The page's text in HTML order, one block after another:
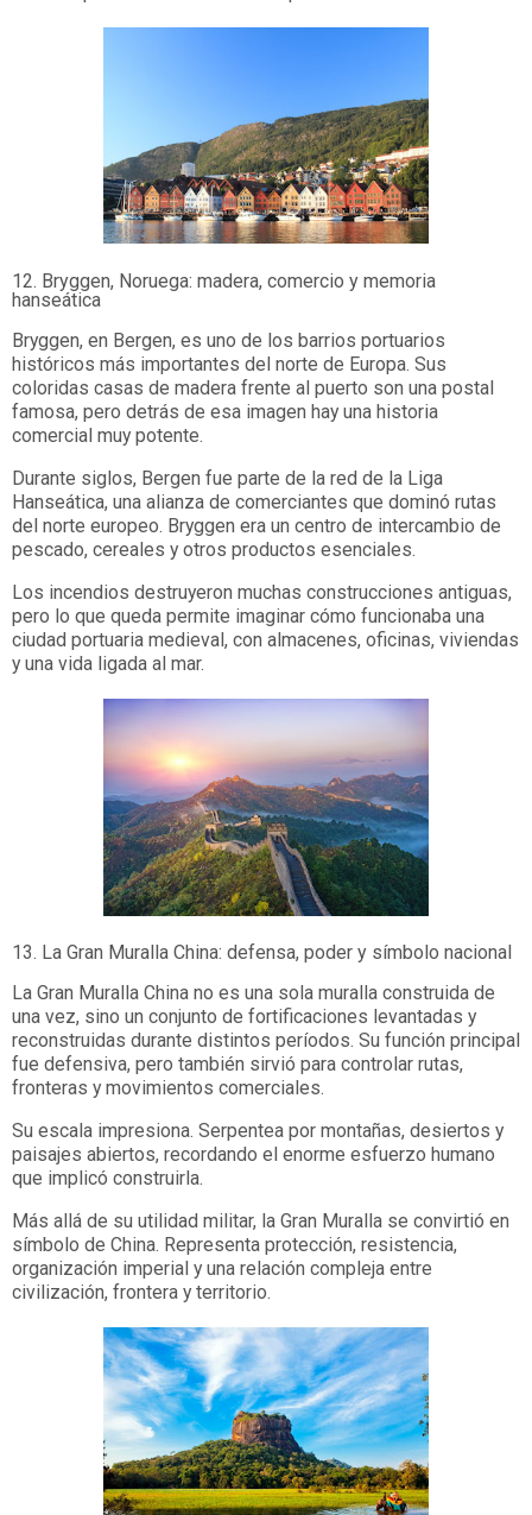
12. Bryggen, Noruega: madera, comercio y memoria
hanseática
Bryggen, en Bergen, es uno de los barrios portuarios
históricos más importantes del norte de Europa. Sus
coloridas casas de madera frente al puerto son una postal
famosa, pero detrás de esa imagen hay una historia
comercial muy potente.
Durante siglos, Bergen fue parte de la red de la Liga
Hanseática, una alianza de comerciantes que dominó rutas
del norte europeo. Bryggen era un centro de intercambio de
pescado, cereales y otros productos esenciales.
Los incendios destruyeron muchas construcciones antiguas,
pero lo que queda permite imaginar cómo funcionaba una
ciudad portuaria medieval, con almacenes, oficinas, viviendas
y una vida ligada al mar.
13. La Gran Muralla China: defensa, poder y símbolo nacional
La Gran Muralla China no es una sola muralla construida de
una vez, sino un conjunto de fortificaciones levantadas y
reconstruidas durante distintos períodos. Su función principal
fue defensiva, pero también sirvió para controlar rutas,
fronteras y movimientos comerciales.
Su escala impresiona. Serpentea por montañas, desiertos y
paisajes abiertos, recordando el enorme esfuerzo humano
que implicó construirla.
Más allá de su utilidad militar, la Gran Muralla se convirtió en
símbolo de China. Representa protección, resistencia,
organización imperial y una relación compleja entre
civilización, frontera y territorio.